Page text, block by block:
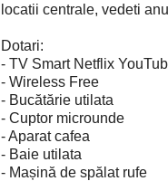
locatii centrale, vedeti
Dotari:
- TV Smart Netflix
- Wireless Free
- Bucătărie utilata
- Cuptor microunde
- Aparat cafea
- Baie utilata
- Mașină de spălat rufe